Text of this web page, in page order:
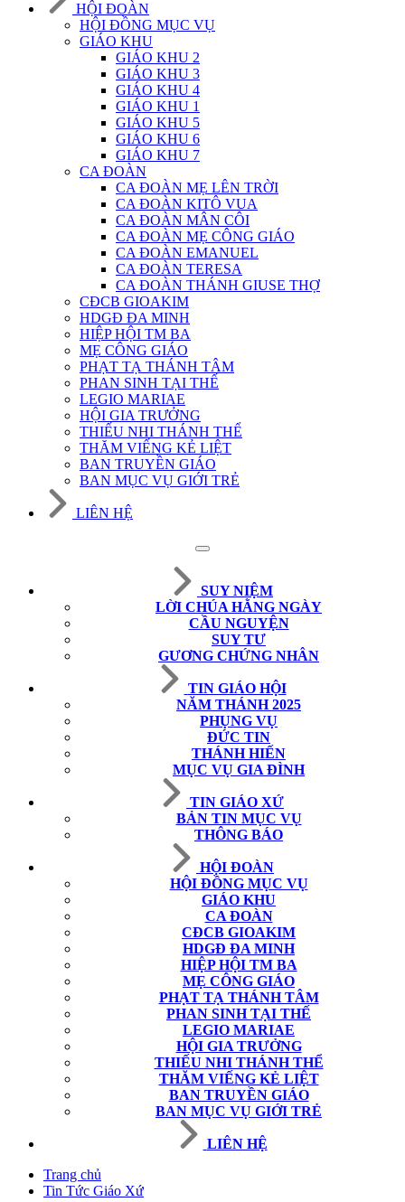
HỘI ĐOÀN
HỘI ĐỒNG MỤC VỤ
GIÁO KHU
GIÁO KHU 2
GIÁO KHU 3
GIÁO KHU 4
GIÁO KHU 1
GIÁO KHU 5
GIÁO KHU 6
GIÁO KHU 7
CA ĐOÀN
CA ĐOÀN MẸ LÊN TRỜI
CA ĐOÀN KITÔ VUA
CA ĐOÀN MÂN CÔI
CA ĐOÀN MẸ CÔNG GIÁO
CA ĐOÀN EMANUEL
CA ĐOÀN TERESA
CA ĐOÀN THÁNH GIUSE THỢ
CĐCB GIOAKIM
HDGĐ ĐA MINH
HIỆP HỘI TM BA
MẸ CÔNG GIÁO
PHẠT TẠ THÁNH TÂM
PHAN SINH TẠI THẾ
LEGIO MARIAE
HỘI GIA TRƯỞNG
THIẾU NHI THÁNH THỂ
THĂM VIẾNG KẺ LIỆT
BAN TRUYỀN GIÁO
BAN MỤC VỤ GIỚI TRẺ
LIÊN HỆ
SUY NIỆM
LỜI CHÚA HẰNG NGÀY
CẦU NGUYỆN
SUY TƯ
GƯƠNG CHỨNG NHÂN
TIN GIÁO HỘI
NĂM THÁNH 2025
PHỤNG VỤ
ĐỨC TIN
THÁNH HIẾN
MỤC VỤ GIA ĐÌNH
TIN GIÁO XỨ
BẢN TIN MỤC VỤ
THÔNG BÁO
HỘI ĐOÀN
HỘI ĐỒNG MỤC VỤ
GIÁO KHU
CA ĐOÀN
CĐCB GIOAKIM
HDGĐ ĐA MINH
HIỆP HỘI TM BA
MẸ CÔNG GIÁO
PHẠT TẠ THÁNH TÂM
PHAN SINH TẠI THẾ
LEGIO MARIAE
HỘI GIA TRƯỞNG
THIẾU NHI THÁNH THỂ
THĂM VIẾNG KẺ LIỆT
BAN TRUYỀN GIÁO
BAN MỤC VỤ GIỚI TRẺ
LIÊN HỆ
Trang chủ
Tin Tức Giáo Xứ